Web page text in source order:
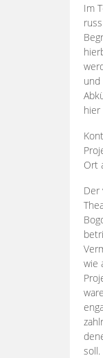
Im
und
Ort
Der
wie
zahlr
soll.